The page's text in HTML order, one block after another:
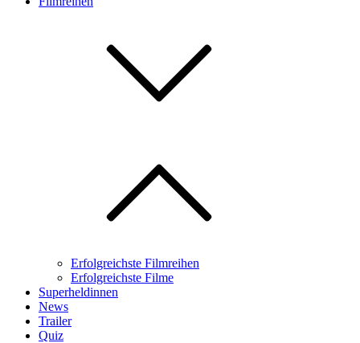
Erfolgreichste Filmreihen
Erfolgreichste Filme
Superheldinnen
News
Trailer
Quiz